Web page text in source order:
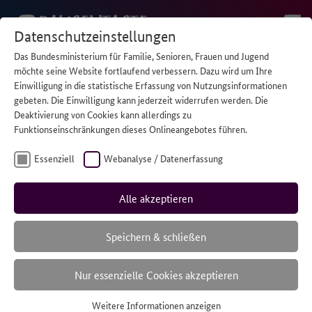
Wer anderen
hilft, braucht
manchmal selber
Hilfe.
Ein Angebot für Kinder und Jugendliche, die sich um
ihre Familien kümmern.
Datenschutzeinstellungen
Das Bundesministerium für Familie, Senioren, Frauen und Jugend
möchte seine Website fortlaufend verbessern. Dazu wird um Ihre
Einwilligung in die statistische Erfassung von Nutzungsinformationen
gebeten. Die Einwilligung kann jederzeit widerrufen werden. Die
Deaktivierung von Cookies kann allerdings zu
Funktionseinschränkungen dieses Onlineangebotes führen.
Essenziell Webanalyse / Datenerfassung
Alle akzeptieren
Speichern & schließen
Nur essenzielle Cookies akzeptieren
Weitere Informationen anzeigen